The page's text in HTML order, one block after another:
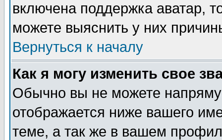
включена поддержка аватар,
можете выяснить у них
Вернуться к началу
Как я могу изменить свое
Обычно вы не можете
отображается ниже вашего
теме, а так же в вашем